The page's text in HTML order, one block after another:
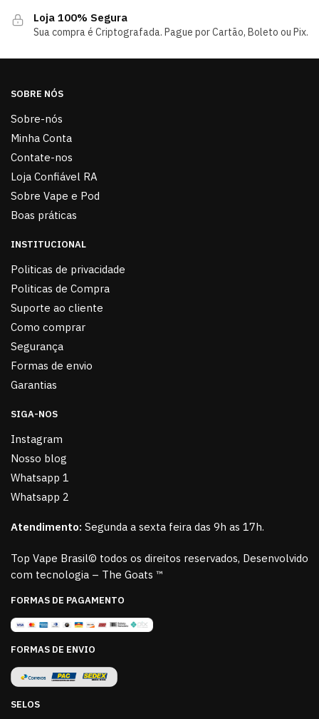
Loja 100% Segura
Sua compra é Criptografada. Pague por Cartão, Boleto ou Pix.
SOBRE NÓS
Sobre-nós
Minha Conta
Contate-nos
Loja Confiável RA
Sobre Vape e Pod
Boas práticas
INSTITUCIONAL
Politicas de privacidade
Politicas de Compra
Suporte ao cliente
Como comprar
Segurança
Formas de envio
Garantias
SIGA-NOS
Instagram
Nosso blog
Whatsapp 1
Whatsapp 2
Atendimento: Segunda a sexta feira das 9h as 17h.
Top Vape Brasil© todos os direitos reservados, Desenvolvido
com tecnologia – The Goats ™
FORMAS DE PAGAMENTO
FORMAS DE ENVIO
SELOS